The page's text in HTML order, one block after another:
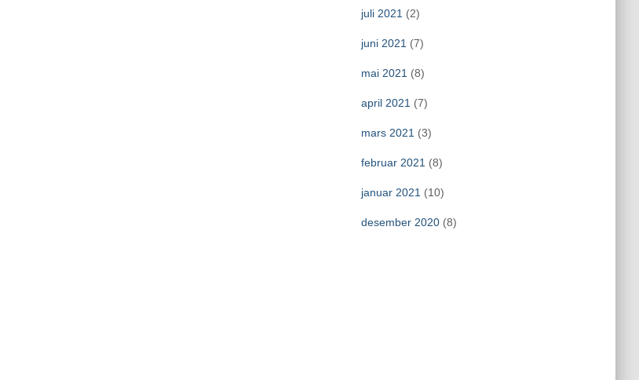
juli 2021 (2)
juni 2021 (7)
mai 2021 (8)
april 2021 (7)
mars 2021 (3)
februar 2021 (8)
januar 2021 (10)
desember 2020(8)